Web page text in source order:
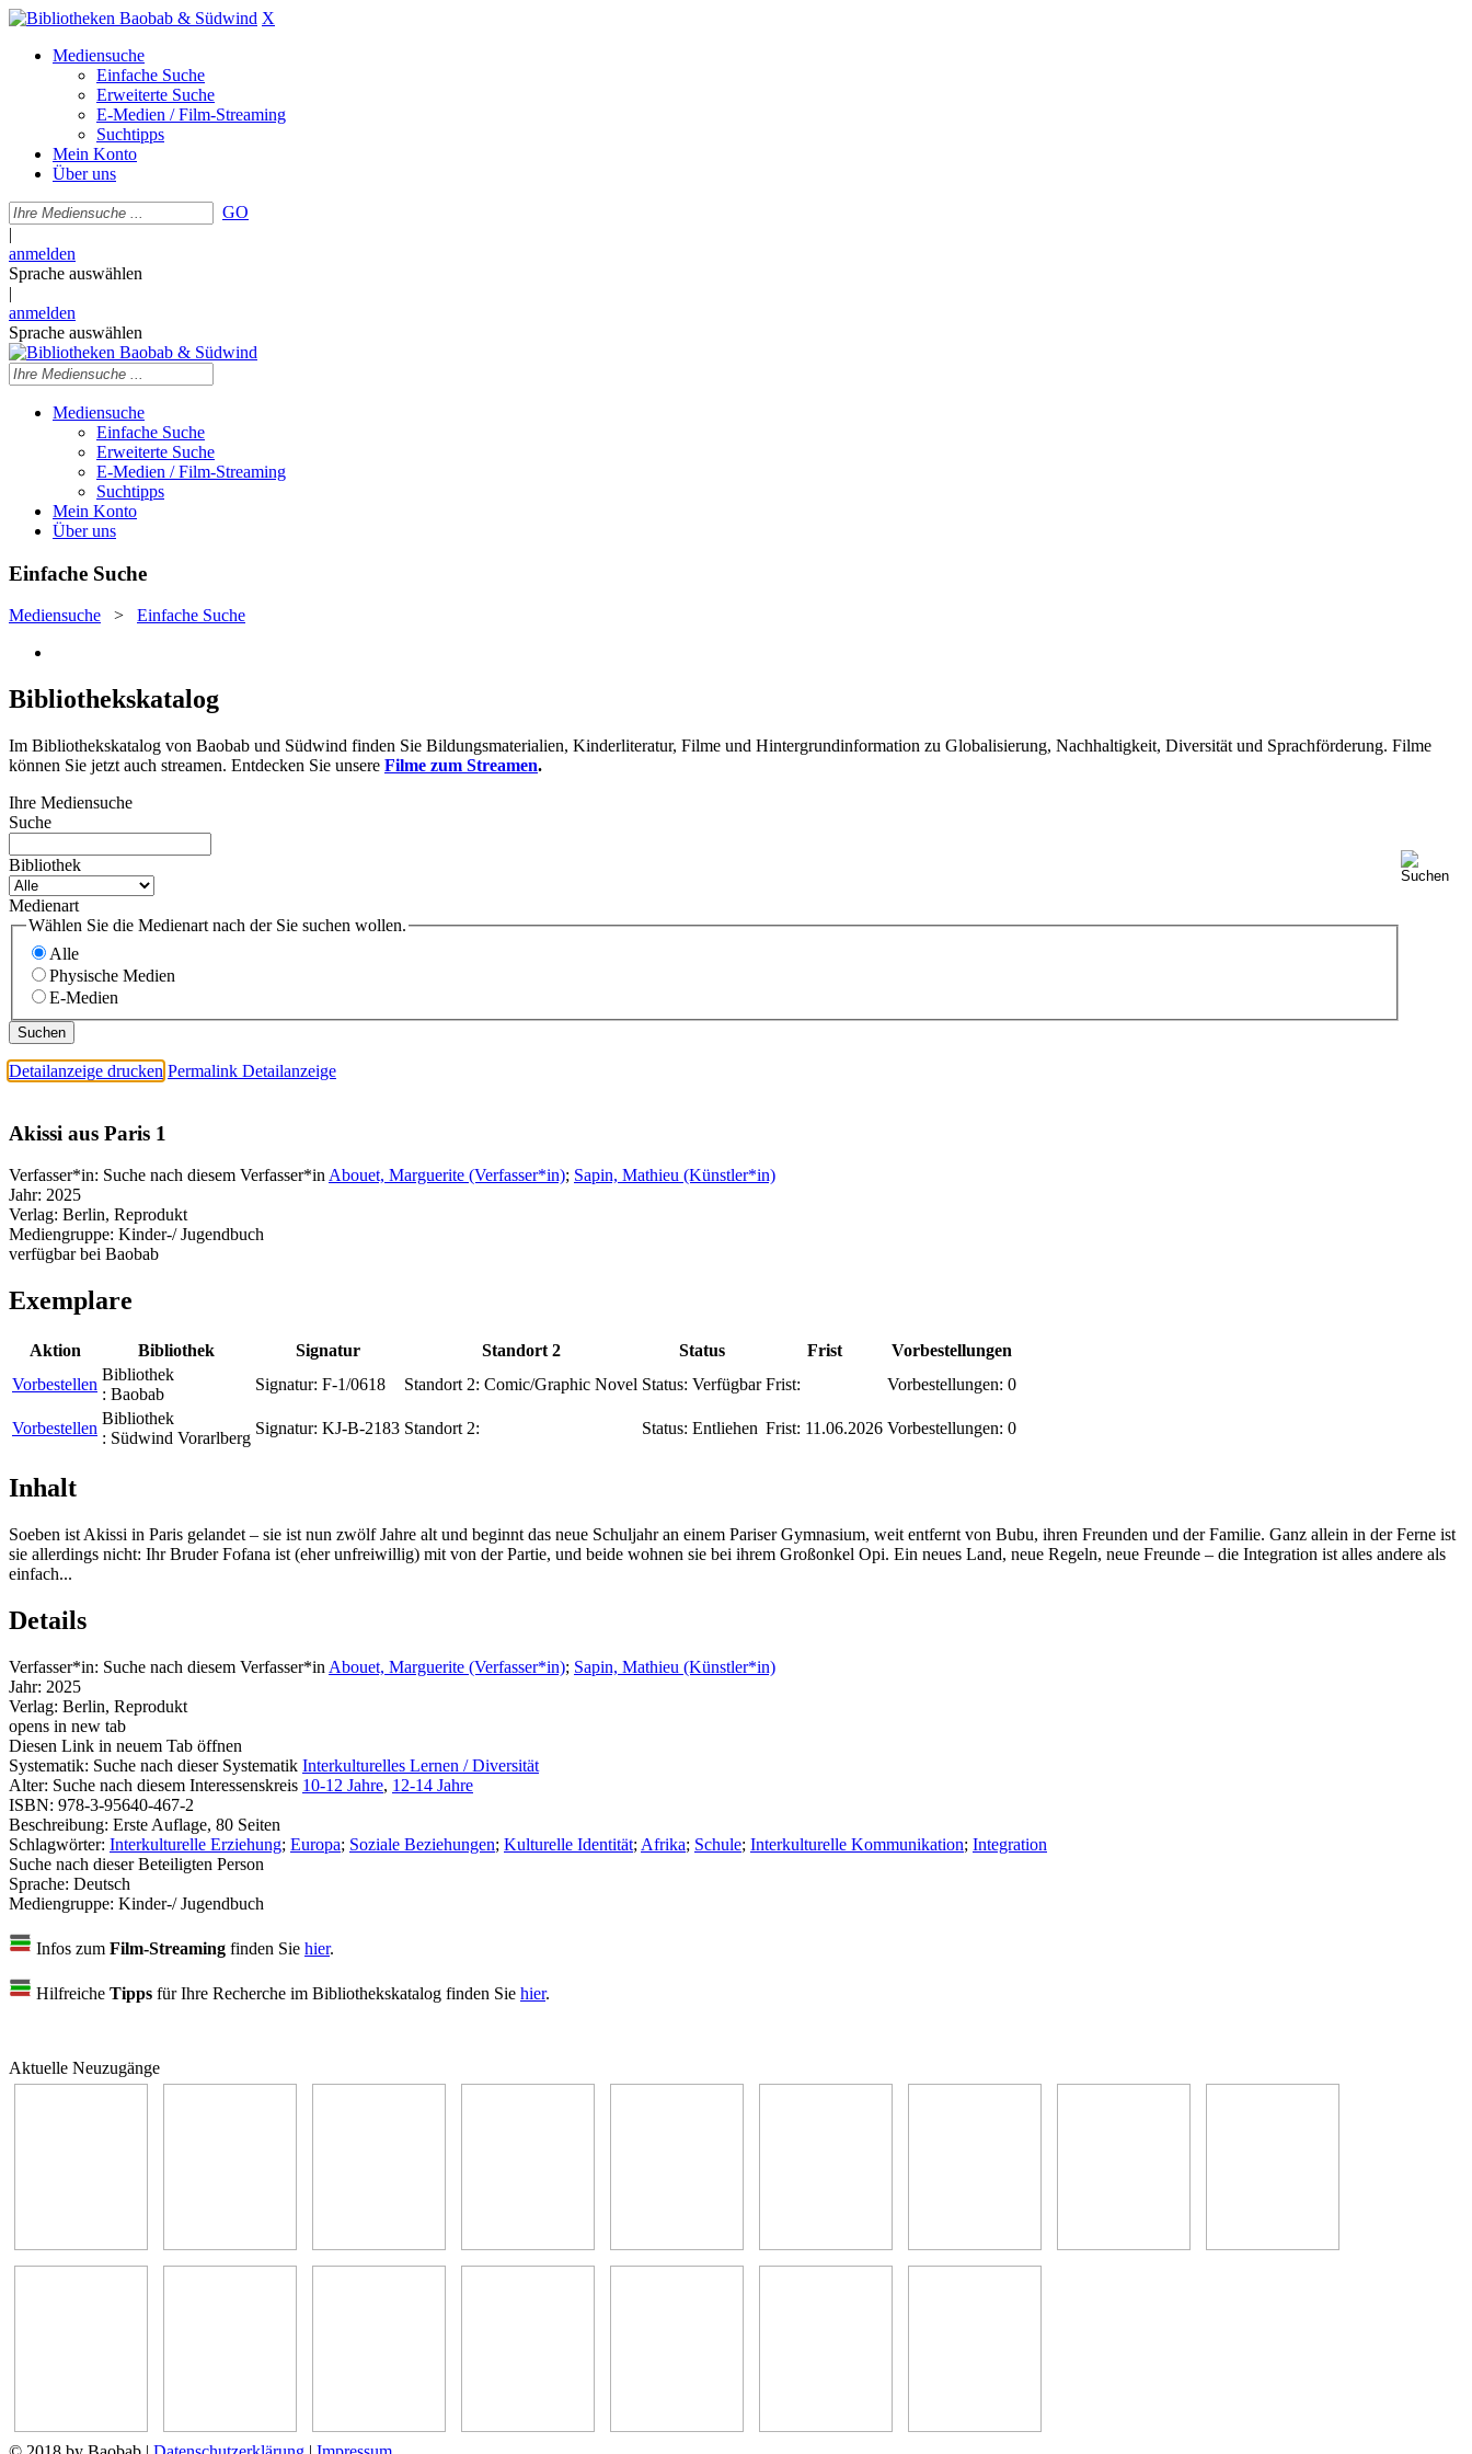
X
Mediensuche
Einfache Suche
Erweiterte Suche
E-Medien / Film-Streaming
Suchtipps
Mein Konto
Über uns
GO
|
anmelden
Sprache auswählen
|
anmelden
Sprache auswählen
Mediensuche
Einfache Suche
Erweiterte Suche
E-Medien / Film-Streaming
Suchtipps
Mein Konto
Über uns
Einfache Suche
Mediensuche > Einfache Suche
Bibliothekskatalog
Im Bibliothekskatalog von Baobab und Südwind finden Sie Bildungsmaterialien, Kinderliteratur, Filme und Hintergrundinformation zu Globalisierung, Nachhaltigkeit, Diversität und Sprachförderung. Filme
können Sie jetzt auch streamen. Entdecken Sie unsere Filme zum Streamen.
Ihre Mediensuche
Suche
Bibliothek
Medienart
Wählen Sie die Medienart nach der Sie suchen wollen.
Alle
Physische Medien
E-Medien
Detailanzeige drucken Permalink Detailanzeige
Akissi aus Paris 1
Verfasser*in: Suche nach diesem Verfasser*in Abouet, Marguerite (Verfasser*in); Sapin, Mathieu (Künstler*in)
Jahr: 2025
Verlag: Berlin, Reprodukt
Mediengruppe: Kinder-/ Jugendbuch
verfügbar bei Baobab
Exemplare
Aktion Bibliothek Signatur Standort 2 Status Frist
Vorbestellungen
Vorbestellen
Bibliothek
: Baobab
Signatur: F-1/0618 Standort 2: Comic/Graphic Novel Status: Verfügbar Frist: Vorbestellungen: 0
Vorbestellen
Bibliothek
: Südwind Vorarlberg
Signatur: KJ-B-2183 Standort 2: Status: Entliehen Frist: 11.06.2026 Vorbestellungen: 0
Inhalt
Soeben ist Akissi in Paris gelandet – sie ist nun zwölf Jahre alt und beginnt das neue Schuljahr an einem Pariser Gymnasium, weit entfernt von Bubu, ihren Freunden und der Familie. Ganz allein in der Ferne ist
sie allerdings nicht: Ihr Bruder Fofana ist (eher unfreiwillig) mit von der Partie, und beide wohnen sie bei ihrem Großonkel Opi. Ein neues Land, neue Regeln, neue Freunde – die Integration ist alles andere als
einfach...
Details
Verfasser*in: Suche nach diesem Verfasser*in Abouet, Marguerite (Verfasser*in); Sapin, Mathieu (Künstler*in)
Jahr: 2025
Verlag: Berlin, Reprodukt
opens in new tab
Diesen Link in neuem Tab öffnen
Systematik: Suche nach dieser Systematik Interkulturelles Lernen / Diversität
Alter: Suche nach diesem Interessenskreis 10-12 Jahre, 12-14 Jahre
ISBN: 978-3-95640-467-2
Beschreibung: Erste Auflage, 80 Seiten
Schlagwörter: Interkulturelle Erziehung; Europa; Soziale Beziehungen; Kulturelle Identität; Afrika; Schule; Interkulturelle Kommunikation; Integration
Suche nach dieser Beteiligten Person
Sprache: Deutsch
Mediengruppe: Kinder-/ Jugendbuch
Infos zum Film-Streaming finden Sie hier.
Hilfreiche Tipps für Ihre Recherche im Bibliothekskatalog finden Sie hier.
Aktuelle Neuzugänge